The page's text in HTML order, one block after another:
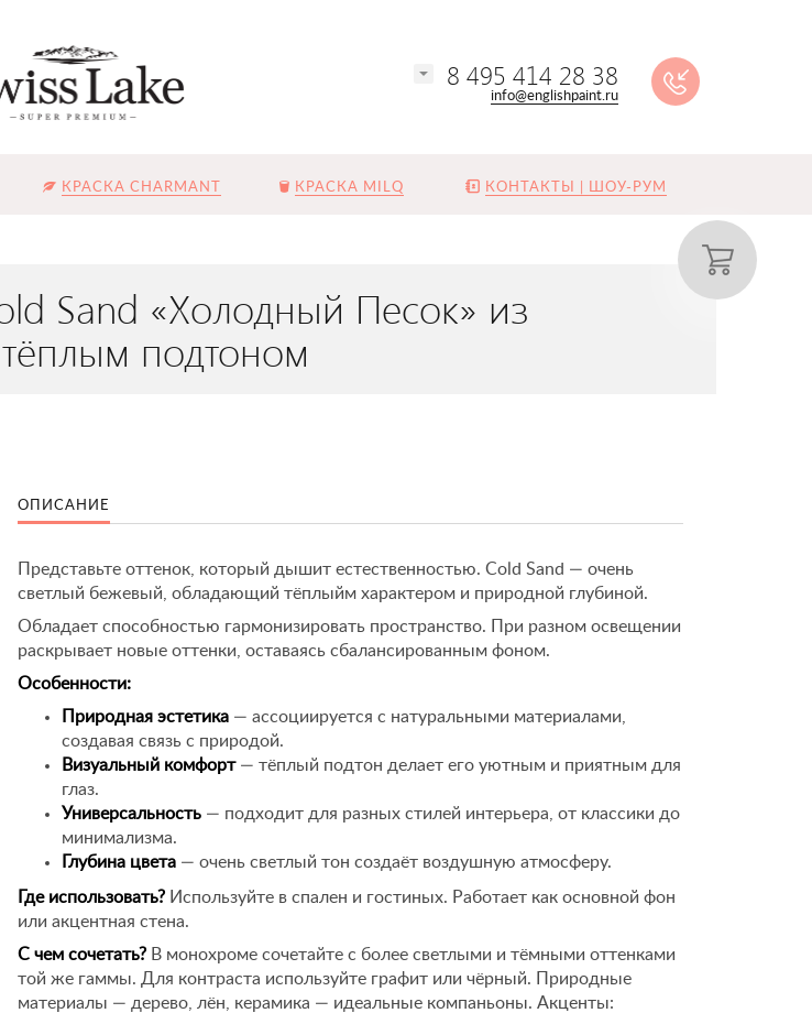
8 495 414 28 38
info@englishpaint.ru
КРАСКА CHARMANT КРАСКА MILQ КОНТАКТЫ | ШОУ-РУМ
Sand «Холодный Песок» из
подтоном
ОПИСАНИЕ
Представьте оттенок, который дышит естественностью. Cold Sand — очень
светлый бежевый, обладающий тёплыйм характером и природной глубиной.
Обладает способностью гармонизировать пространство. При разном освещении
раскрывает новые оттенки, оставаясь сбалансированным фоном.
Особенности:
Природная эстетика — ассоциируется с натуральными материалами,
создавая связь с природой.
Визуальный комфорт— тёплый подтон делает его уютным и приятным для
глаз.
Универсальность — подходит для разных стилей интерьера, от классики до
минимализма.
Глубина цвета — очень светлый тон создаёт воздушную атмосферу.
Где использовать? Используйте в спален и гостиных. Работает как основной фон
или акцентная стена.
С чем сочетать? В монохроме сочетайте с более светлыми и тёмными оттенками
той же гаммы. Для контраста используйте графит или чёрный. Природные
материалы — дерево, лён, керамика — идеальные компаньоны. Акценты: